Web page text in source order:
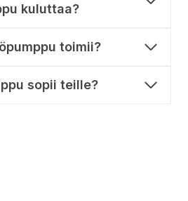
kuluttaa?
toimii?
sopii teille?